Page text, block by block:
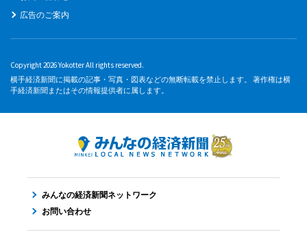
広告のご案内
Copyright 2026 Yokotter All rights reserved.
横手経済新聞に掲載の記事・写真・図表などの無断転載を禁止します。 著作権は横
手経済新聞またはその情報提供者に属します。
みんなの経済新聞ネットワーク
お問い合わせ